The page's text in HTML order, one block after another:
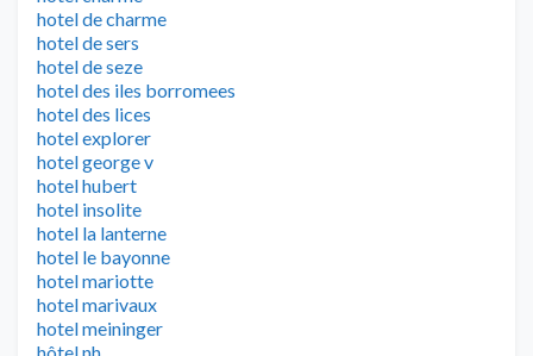
hotel de charme
hotel de sers
hotel de seze
hotel des iles borromees
hotel des lices
hotel explorer
hotel george v
hotel hubert
hotel insolite
hotel la lanterne
hotel le bayonne
hotel mariotte
hotel marivaux
hotel meininger